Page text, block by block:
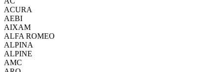
ACURA
AEBI
AIXAM
ALFA ROMEO
ALPINA
ALPINE
AMC